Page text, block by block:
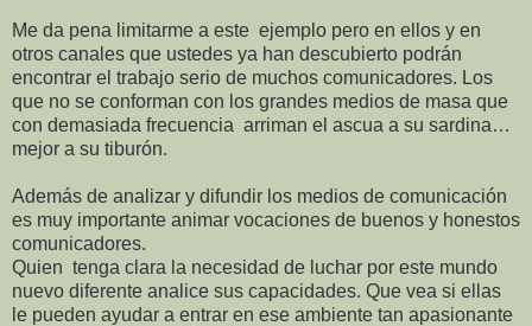
Me da pena limitarme a este ejemplo pero en ellos y en
otros canales que ustedes ya han descubierto podrán
encontrar el trabajo serio de muchos comunicadores. Los
que no se conforman con los grandes medios de masa que
con demasiada frecuencia arriman el ascua a su sardina…
mejor a su tiburón.
Además de analizar y difundir los medios de comunicación
es muy importante animar vocaciones de buenos y honestos
comunicadores.
Quien tenga clara la necesidad de luchar por este mundo
nuevo diferente analice sus capacidades. Que vea si ellas
le pueden ayudar a entrar en ese ambiente tan apasionante